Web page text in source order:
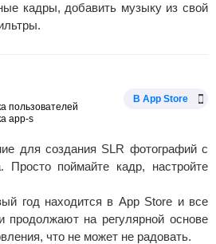
кадры, добавить музыку из свой
пользователей
app-s
В App Store
для создания SLR фотографий с
Просто поймайте кадр, настройте
год находится в App Store и все
продолжают на регулярной основе
что не может не радовать.